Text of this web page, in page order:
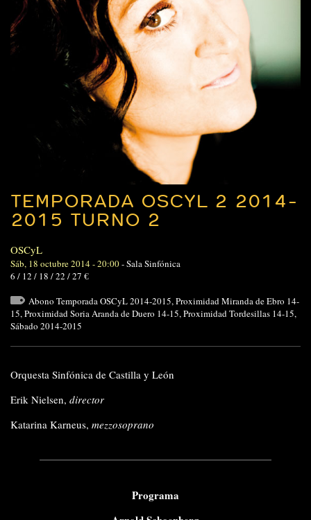
TEMPORADA OSCYL 2 2014-
2015 TURNO 2
OSCyL
Sáb, 18 octubre 2014 - 20:00-Sala Sinfónica
6 / 12 / 18 / 22 / 27 €
Abono Temporada OSCyL 2014-2015,Proximidad Miranda de Ebro 14-
15,Proximidad Soria Aranda de Duero 14-15,Proximidad Tordesillas 14-15,
Sábado 2014-2015
Orquesta Sinfónica de Castilla y León
Erik Nielsen, director
Katarina Karneus, mezzosoprano
Programa